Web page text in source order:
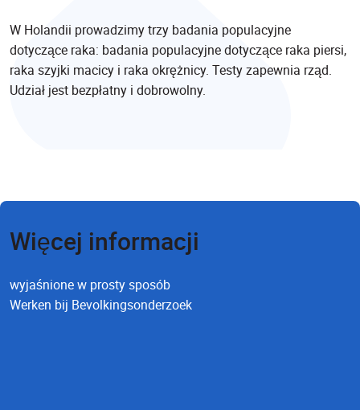
W Holandii prowadzimy trzy badania populacyjne
dotyczące raka: badania populacyjne dotyczące raka piersi,
raka szyjki macicy i raka okrężnicy. Testy zapewnia rząd.
Udział jest bezpłatny i dobrowolny.
Więcej informacji
wyjaśnione w prosty sposób
Werken bij Bevolkingsonderzoek